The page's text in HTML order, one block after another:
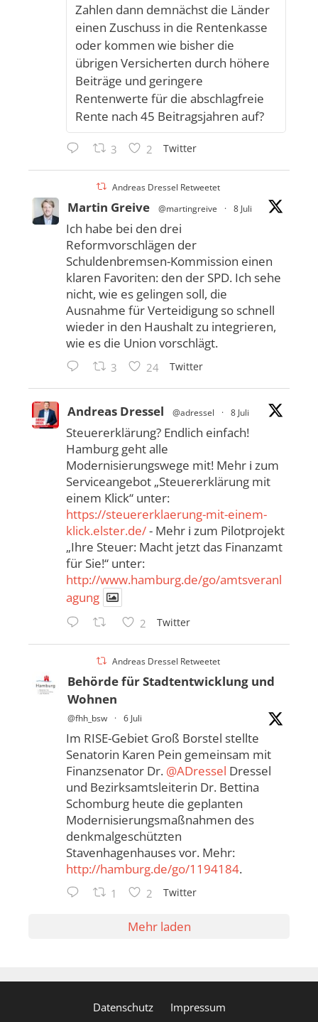
Zahlen dann demnächst die Länder
einen Zuschuss in die Rentenkasse
oder kommen wie bisher die
übrigen Versicherten durch höhere
Beiträge und geringere
Rentenwerte für die abschlagfreie
Rente nach 45 Beitragsjahren auf?
3 2 Twitter
Andreas Dressel Retweetet
Martin Greive @martingreive · 8 Juli
Ich habe bei den drei
Reformvorschlägen der
Schuldenbremsen-Kommission einen
klaren Favoriten: den der SPD. Ich sehe
nicht, wie es gelingen soll, die
Ausnahme für Verteidigung so schnell
wieder in den Haushalt zu integrieren,
wie es die Union vorschlägt.
3 24 Twitter
Andreas Dressel @adressel · 8 Juli
Steuererklärung? Endlich einfach!
Hamburg geht alle
Modernisierungswege mit! Mehr ℹ️ zum
Serviceangebot „Steuererklärung mit
einem Klick“ unter:
https://steuererklaerung-mit-einem-
klick.elster.de/- Mehr ℹ️ zum Pilotprojekt
„Ihre Steuer: Macht jetzt das Finanzamt
für Sie!“ unter:
http://www.hamburg.de/go/amtsveranl
agung
2 Twitter
Andreas Dressel Retweetet
Behörde für Stadtentwicklung und
Wohnen
@fhh_bsw · 6 Juli
Im RISE-Gebiet Groß Borstel stellte
Senatorin Karen Pein gemeinsam mit
Finanzsenator Dr. @ADressel Dressel
und Bezirksamtsleiterin Dr. Bettina
Schomburg heute die geplanten
Modernisierungsmaßnahmen des
denkmalgeschützten
Stavenhagenhauses vor. Mehr:
http://hamburg.de/go/1194184.
1 2 Twitter
Mehr laden
Datenschutz Impressum